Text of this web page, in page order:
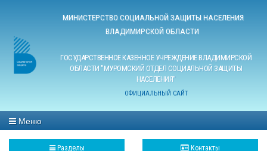
МИНИСТЕРСТВО СОЦИАЛЬНОЙ ЗАЩИТЫ НАСЕЛЕНИЯ
ВЛАДИМИРСКОЙ ОБЛАСТИ
ГОСУДАРСТВЕННОЕ КАЗЕННОЕ УЧРЕЖДЕНИЕ ВЛАДИМИРСКОЙ
ОБЛАСТИ "МУРОМСКИЙ ОТДЕЛ СОЦИАЛЬНОЙ ЗАЩИТЫ
НАСЕЛЕНИЯ"
ОФИЦИАЛЬНЫЙ САЙТ
Меню
Разделы Контакты